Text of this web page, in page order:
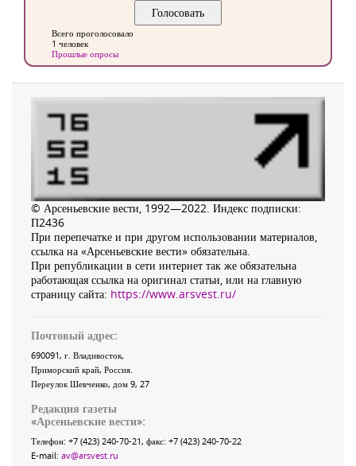
Всего проголосовало
1 человек
Прошлые опросы
© Арсеньевские вести, 1992—2022. Индекс подписки:
П2436
При перепечатке и при другом использовании материалов,
ссылка на «Арсеньевские вести» обязательна.
При републикации в сети интернет так же обязательна
работающая ссылка на оригинал статьи, или на главную
страницу сайта: https://www.arsvest.ru/
Почтовый адрес:
690091, г. Владивосток,
Приморский край, Россия
Переулок Шевченко, дом 9, 27
Редакция газеты
«Арсеньевские вести»:
Телефон: +7 (423) 240-70-21, факс: +7 (423) 240-70-22
E-mail: av@arsvest.ru